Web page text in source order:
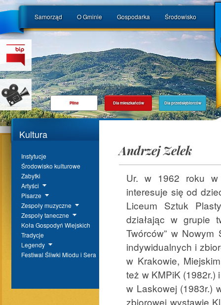
Samorząd O Gminie Gospodarka Środowisko
Pilne Dla mieszkańców Dla przedsiębiorców
Kultura
Instytucje
Środowisko kulturowe
Zabytki
Artyści
Pisarze
Zespoły muzyczne
Zespoły taneczne
Koła Gospodyń Wiejskich
Tradycje
Legendy
Festiwal Śliwki Miodu i Sera
Andrzej Zelek
Ur. w 1962 roku w
interesuje się od
Liceum Sztuk
działając w grupie
Twórców” w
indywidualnych i
w Krakowie,
też w KMPiK (1982r.)
w Laskowej (1983r.)
zbiorowej wystawie